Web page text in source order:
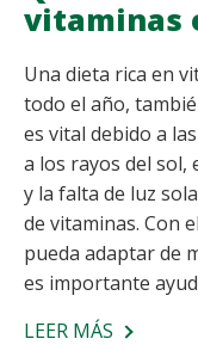
vitaminas
Una dieta rica en
todo el año,
es vital debido a
a los rayos del
y la falta de luz
de vitaminas. Con
pueda adaptar de
es importante
LEER MÁS SOBRE